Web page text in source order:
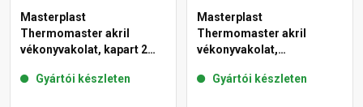
Masterplast
Thermomaster akril
vékonyvakolat, kapart 2
Gyártói készleten
Masterplast
Thermomaster akril
vékonyvakolat,
21-E 25 kg
Gyártói készleten